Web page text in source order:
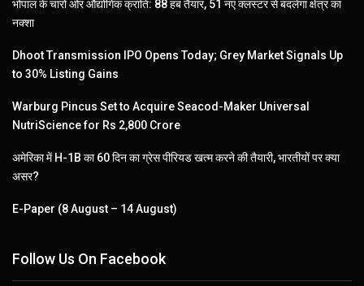
भोपाल के चारों ओर औद्योगिक क्रांति: 88 हब तैयार, 51 नए क्लस्टर से बदलेगा क्षेत्र का
नक्शा
Dhoot Transmission IPO Opens Today; Grey Market Signals Up
to 30% Listing Gains
Warburg Pincus Set to Acquire Seacod-Maker Universal
NutriScience for Rs 2,800 Crore
अमेरिका में H-1B का 60 दिन का ग्रेस पीरियड खत्म करने की तैयारी, भारतीयों पर क्या
असर?
E-Paper (8 August – 14 August)
Follow Us On Facebook